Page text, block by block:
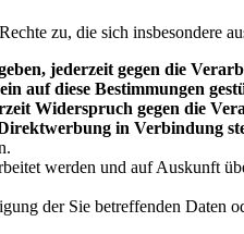
zu, die sich insbesondere
jederzeit gegen die
diese Bestimmungen
Widerspruch gegen die
in Verbindung
werden und auf Auskunft
der Sie betreffenden